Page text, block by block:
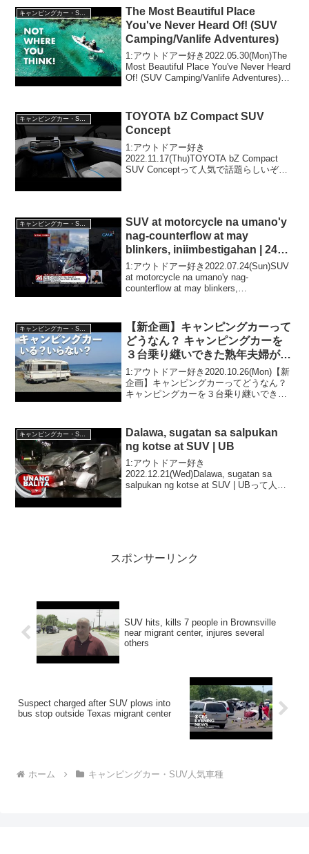
キャンピングカー・SUV人気車種
The Most Beautiful Place
You've Never Heard Of! (SUV
Camping/Vanlife Adventures)
1:アウトドアー好き2022.05.30(Mon)The
Most Beautiful Place You've Never Heard
Of! (SUV Camping/Vanlife Adventures)っ
TOYOTA bZ Compact SUV
Concept
1:アウトドアー好き
2022.11.17(Thu)TOYOTA bZ Compact
SUV Conceptって人気で話題らしいぞ、
キャンピングカー・SUV人気車種
SUV at motorcycle na umano'y
nag-counterflow at may
blinkers, iniimbestigahan | 24
Oras Weekend
1:アウトドアー好き2022.07.24(Sun)SUV
at motorcycle na umano'y nag-
counterflow at may blinkers,
キャンピングカー・SUV人気車種
【新企画】キャンピングカーって
どうなん？ キャンピングカーを
３台乗り継いできた熟年夫婦が考
えた「キャンピングカーいる？い
らない？」
1:アウトドアー好き2020.10.26(Mon)【新
企画】キャンピングカーってどうなん？
キャンピングカーを３台乗り継いできた
ぞ、見逃さないで！！2:アウトドアー好
き...
Dalawa, sugatan sa salpukan
ng kotse at SUV | UB
1:アウトドアー好き
2022.12.21(Wed)Dalawa, sugatan sa
salpukan ng kotse at SUV | UBって人気
スポンサーリンク
SUV hits, kills 7 people in Brownsville
near migrant center, injures several
others
Suspect charged after SUV plows into
bus stop outside Texas migrant center
ホーム キャンピングカー・SUV人気車種